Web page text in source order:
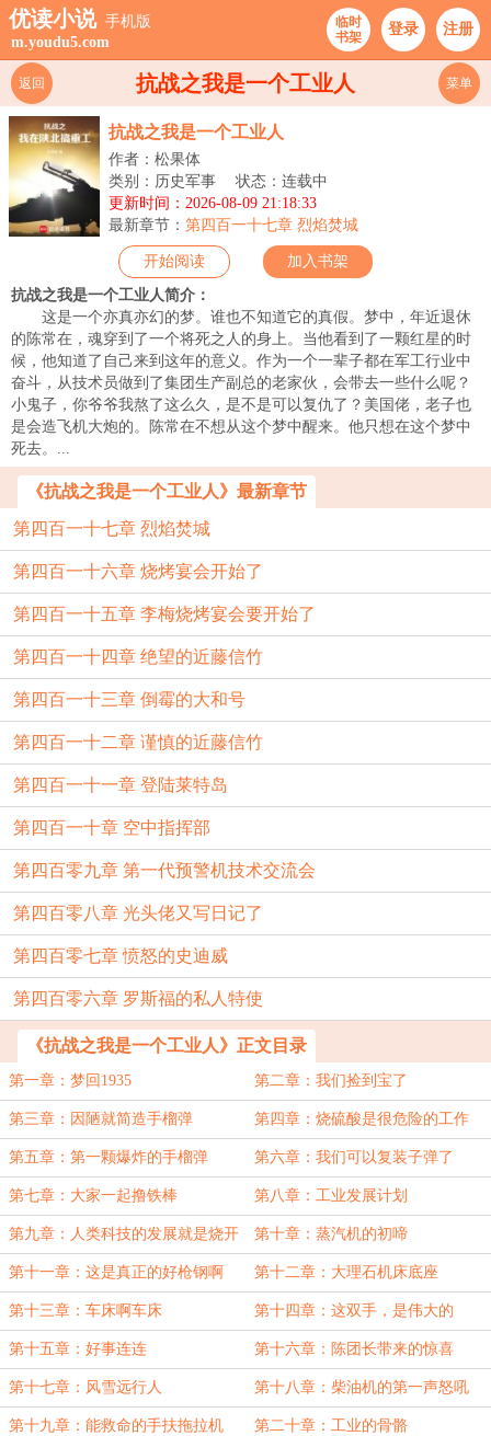
优读小说 手机版
m.youdu5.com
临时
书架
登录 注册
抗战之我是一个工业人
返回 菜单
抗战之我是一个工业人
作者：松果体
类别：历史军事
状态：连载中
更新时间：2026-08-09 21:18:33
最新章节： 第四百一十七章 烈焰焚城
开始阅读 加入书架
抗战之我是一个工业人简介：
这是一个亦真亦幻的梦。谁也不知道它的真假。梦中，年近退休
的陈常在，魂穿到了一个将死之人的身上。当他看到了一颗红星的时
候，他知道了自己来到这年的意义。作为一个一辈子都在军工行业中
奋斗，从技术员做到了集团生产副总的老家伙，会带去一些什么呢？
小鬼子，你爷爷我熬了这么久，是不是可以复仇了？美国佬，老子也
是会造飞机大炮的。陈常在不想从这个梦中醒来。他只想在这个梦中
死去。...
《抗战之我是一个工业人》最新章节
第四百一十七章 烈焰焚城
第四百一十六章 烧烤宴会开始了
第四百一十五章 李梅烧烤宴会要开始了
第四百一十四章 绝望的近藤信竹
第四百一十三章 倒霉的大和号
第四百一十二章 谨慎的近藤信竹
第四百一十一章 登陆莱特岛
第四百一十章 空中指挥部
第四百零九章 第一代预警机技术交流会
第四百零八章 光头佬又写日记了
第四百零七章 愤怒的史迪威
第四百零六章 罗斯福的私人特使
《抗战之我是一个工业人》正文目录
第一章：梦回1935 第二章：我们捡到宝了
第三章：因陋就简造手榴弹 第四章：烧硫酸是很危险的工作
第五章：第一颗爆炸的手榴弹 第六章：我们可以复装子弹了
第七章：大家一起撸铁棒 第八章：工业发展计划
第九章：人类科技的发展就是烧开
水
第十章：蒸汽机的初啼
第十一章：这是真正的好枪钢啊 第十二章：大理石机床底座
第十三章：车床啊车床 第十四章：这双手，是伟大的
第十五章：好事连连 第十六章：陈团长带来的惊喜
第十七章：风雪远行人 第十八章：柴油机的第一声怒吼
第十九章：能救命的手扶拖拉机 第二十章：工业的骨骼